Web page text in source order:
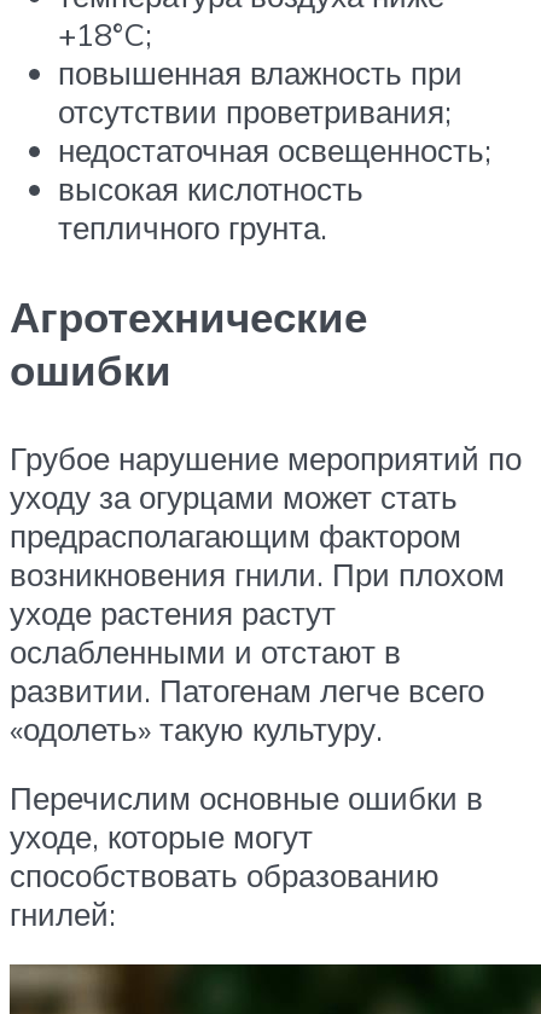
+18°C;
повышенная влажность при
отсутствии проветривания;
недостаточная освещенность;
высокая кислотность
тепличного грунта.
Агротехнические
ошибки
Грубое нарушение мероприятий по
уходу за огурцами может стать
предрасполагающим фактором
возникновения гнили. При плохом
уходе растения растут
ослабленными и отстают в
развитии. Патогенам легче всего
«одолеть» такую культуру.
Перечислим основные ошибки в
уходе, которые могут
способствовать образованию
гнилей: